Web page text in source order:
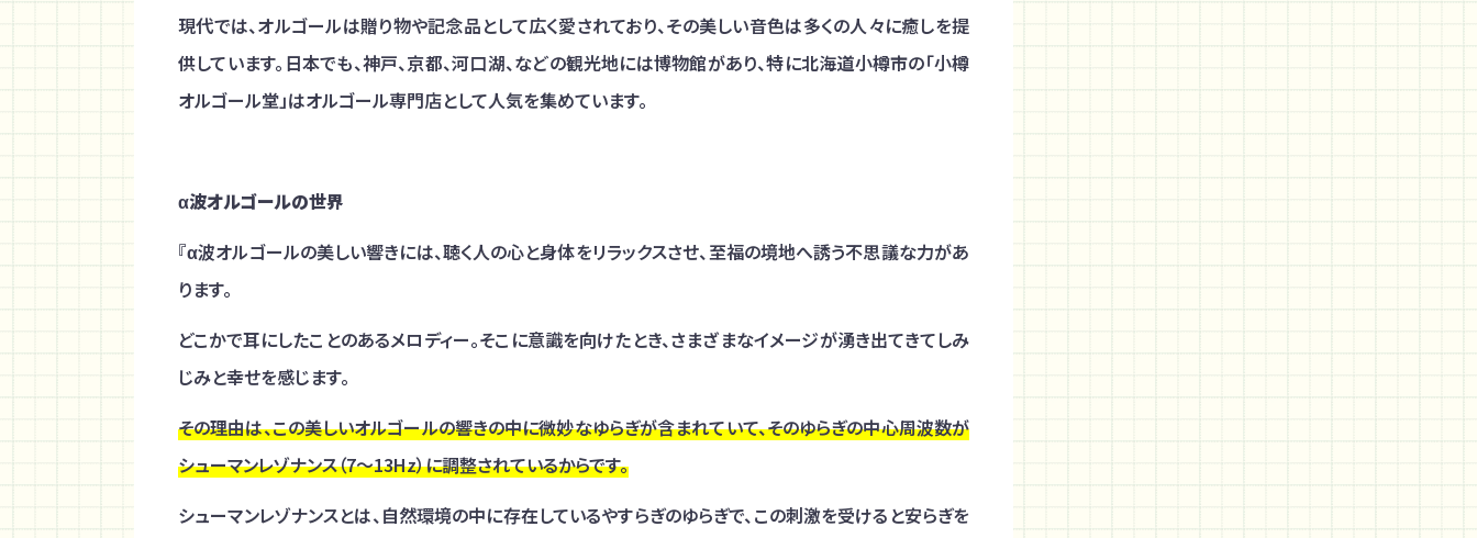
現代では、オルゴールは贈り物や記念品として広く愛されており、その美しい音色は多くの人々に癒しを提
供しています。日本でも、神戸、京都、河口湖、などの観光地には博物館があり、特に北海道小樽市の「小樽
オルゴール堂」はオルゴール専門店として人気を集めています。
α波オルゴールの世界
『α波オルゴールの美しい響きには、聴く人の心と身体をリラックスさせ、至福の境地へ誘う不思議な力があ
ります。
どこかで耳にしたことのあるメロディー。そこに意識を向けたとき、さまざまなイメージが湧き出てきてしみ
じみと幸せを感じます。
その理由は、この美しいオルゴールの響きの中に微妙なゆらぎが含まれていて、そのゆらぎの中心周波数が
シューマンレゾナンス（7〜13Hz）に調整されているからです。
シューマンレゾナンスとは、自然環境の中に存在しているやすらぎのゆらぎで、この刺激を受けると安らぎを